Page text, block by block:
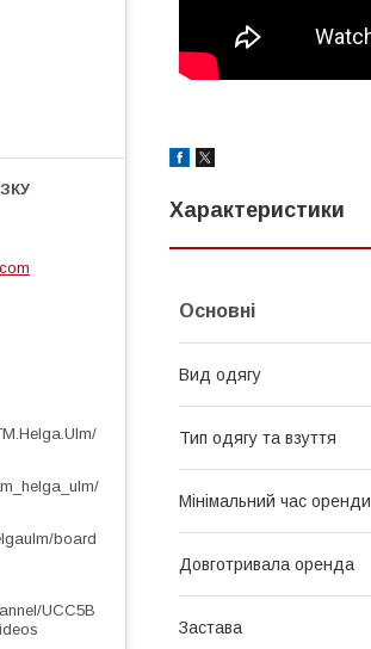
Характеристики
Основні
Вид одягу
Тип одягу та взуття
Мінімальний час оренди
Довготривала оренда
Застава
board
UCC5B